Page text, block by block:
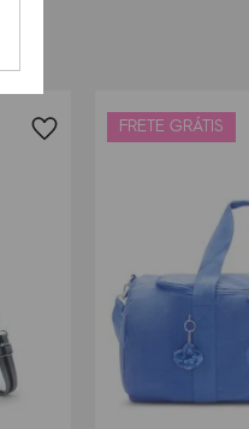
FRETE GRÁTIS